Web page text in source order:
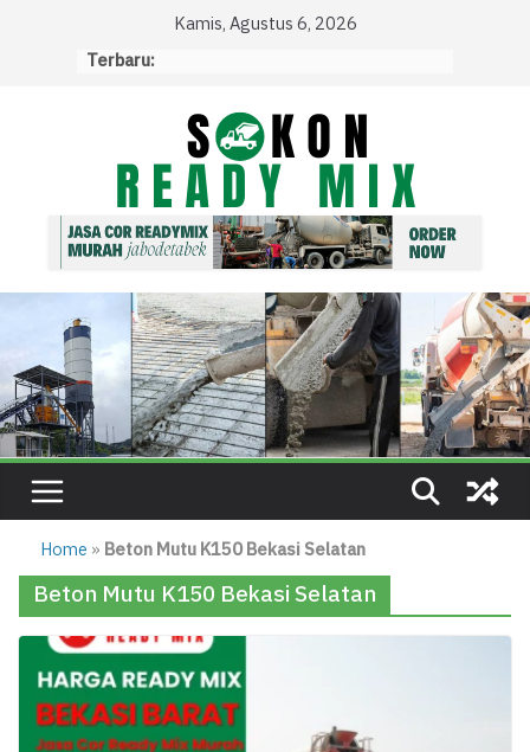
Kamis, Agustus 6, 2026
Terbaru:
Home » Beton Mutu K150 Bekasi Selatan
Beton Mutu K150 Bekasi Selatan